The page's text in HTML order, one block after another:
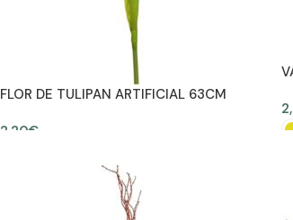
FLOR DE TULIPAN ARTIFICIAL 63CM
2,20€